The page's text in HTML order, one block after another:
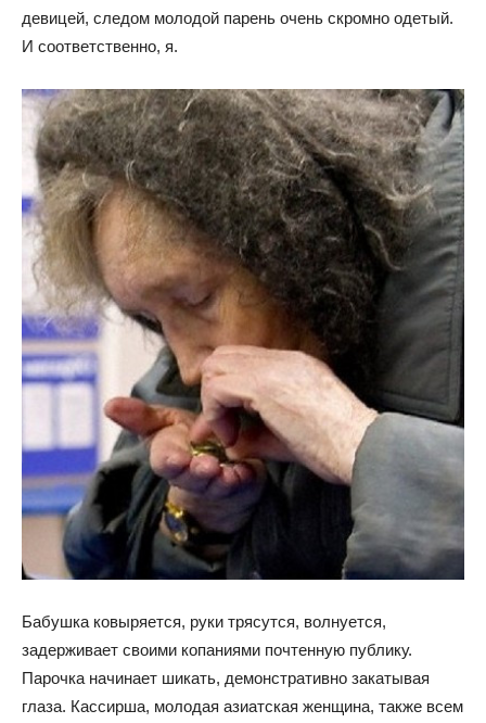
девицей, следом молодой парень очень скромно одетый.
И соответственно, я.
Бабушка ковыряется, руки трясутся, волнуется,
задерживает своими копаниями почтенную публику.
Парочка начинает шикать, демонстративно закатывая
глаза. Кассирша, молодая азиатская женщина, также всем